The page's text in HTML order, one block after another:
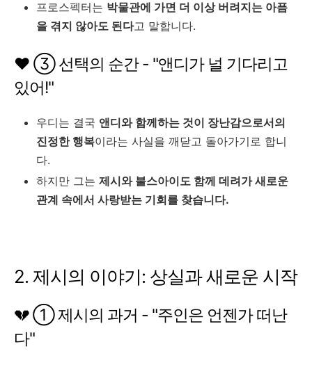
프로스펙터는 박물관에 가면 더 이상 버려지는 아픔
을 겪지 않아도 된다고 말합니다.
❤️ ③ 선택의 순간 - "앤디가 널 기다리고
있어!"
우디는 결국 앤디와 함께하는 것이 장난감으로서의
진정한 행복이라는 사실을 깨닫고 돌아가기로 합니
다.
하지만 그는 제시와 불스아이도 함께 데려가 새로운
관계 속에서 사랑받는 기회를 찾습니다.
2. 제시의 이야기: 상실과 새로운 시작
💔 ① 제시의 과거 - "주인은 언젠가 떠난
다"